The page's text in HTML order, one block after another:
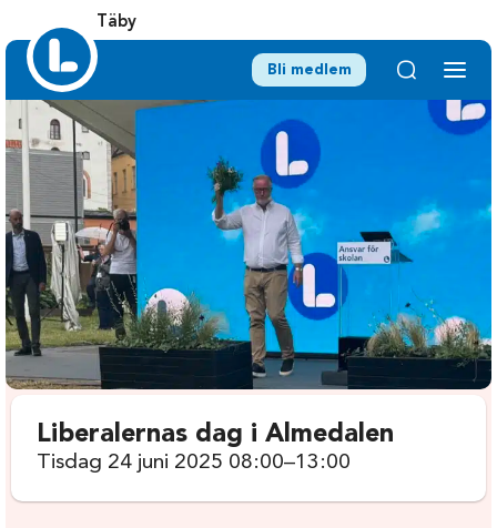
Täby
Bli medlem
Liberalernas dag i Almedalen
Tisdag 24 juni 2025 08:00–13:00